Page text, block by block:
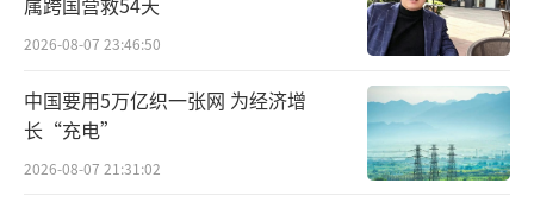
2026-08-07 23:46:50
中国要用5万亿织一张网 为经济增
长“充电”
2026-08-07 21:31:02